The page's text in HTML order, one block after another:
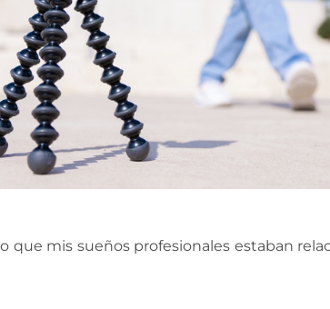
que mis sueños profesionales estaban